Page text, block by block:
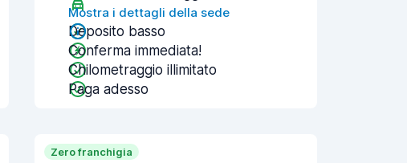
Mostra i dettagli della sede
Deposito basso
Conferma immediata!
Chilometraggio illimitato
Paga adesso
Zero franchigia